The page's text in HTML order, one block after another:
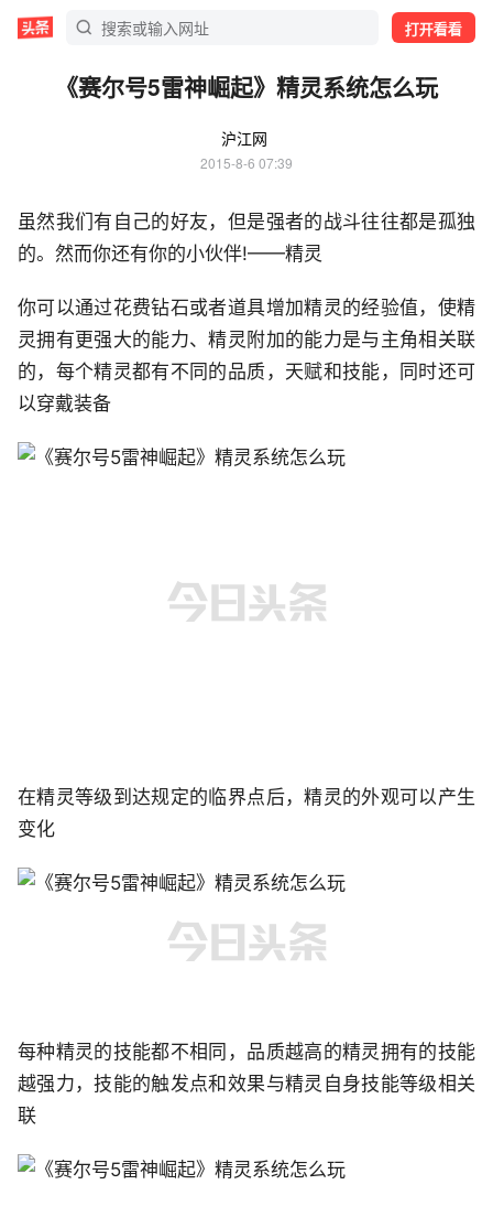
打开看看
《赛尔号5雷神崛起》精灵系统怎么玩
沪江网
2015-8-6 07:39
虽然我们有自己的好友，但是强者的战斗往往都是孤独
的。然而你还有你的小伙伴!——精灵
你可以通过花费钻石或者道具增加精灵的经验值，使精
灵拥有更强大的能力、精灵附加的能力是与主角相关联
的，每个精灵都有不同的品质，天赋和技能，同时还可
以穿戴装备
在精灵等级到达规定的临界点后，精灵的外观可以产生
变化
每种精灵的技能都不相同，品质越高的精灵拥有的技能
越强力，技能的触发点和效果与精灵自身技能等级相关
联